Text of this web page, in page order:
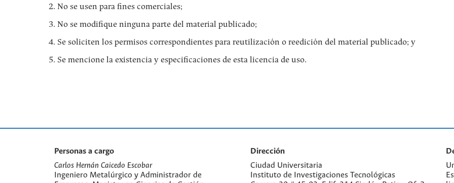
No se usen para fines comerciales;
No se modifique ninguna parte del material publicado;
Se soliciten los permisos correspondientes para reutilización o reedición del material publicado; y
Se mencione la existencia y especificaciones de esta licencia de uso.
Personas a cargo
Carlos Hernán Caicedo Escobar
Ingeniero Metalúrgico y Administrador de
Dirección
Ciudad Universitaria
Instituto de Investigaciones Tecnológicas